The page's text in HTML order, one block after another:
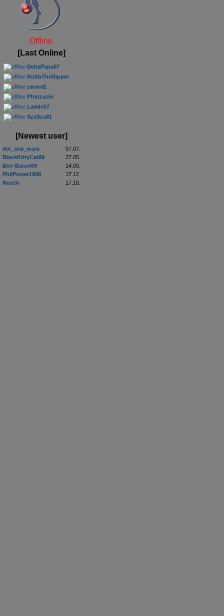
Offline
[Last Online]
DeltaPapa07
RobbTheRipper
zwantE
Pfretzschi
Ladde07
SzaSza81
[Newest user]
der_star_wars
07.07.
BlackKittyCat89
27.05.
Bier-Baron69
14.05.
PhilPower1908
17.12.
Niseth
17.10.